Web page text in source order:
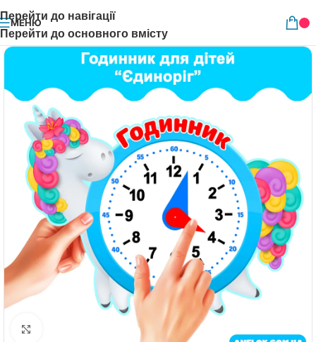
Перейти до навігації
Перейти до основного вмісту
МЕНЮ
Натисніть, щоб збільшити